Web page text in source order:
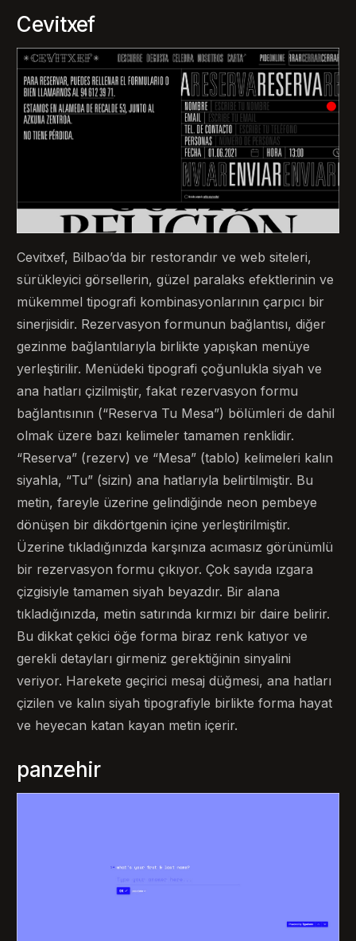
Cevitxef
Cevitxef, Bilbao’da bir restorandır ve web siteleri,
sürükleyici görsellerin, güzel paralaks efektlerinin ve
mükemmel tipografi kombinasyonlarının çarpıcı bir
sinerjisidir. Rezervasyon formunun bağlantısı, diğer
gezinme bağlantılarıyla birlikte yapışkan menüye
yerleştirilir. Menüdeki tipografi çoğunlukla siyah ve
ana hatları çizilmiştir, fakat rezervasyon formu
bağlantısının (“Reserva Tu Mesa”) bölümleri de dahil
olmak üzere bazı kelimeler tamamen renklidir.
“Reserva” (rezerv) ve “Mesa” (tablo) kelimeleri kalın
siyahla, “Tu” (sizin) ana hatlarıyla belirtilmiştir. Bu
metin, fareyle üzerine gelindiğinde neon pembeye
dönüşen bir dikdörtgenin içine yerleştirilmiştir.
Üzerine tıkladığınızda karşınıza acımasız görünümlü
bir rezervasyon formu çıkıyor. Çok sayıda ızgara
çizgisiyle tamamen siyah beyazdır. Bir alana
tıkladığınızda, metin satırında kırmızı bir daire belirir.
Bu dikkat çekici öğe forma biraz renk katıyor ve
gerekli detayları girmeniz gerektiğinin sinyalini
veriyor. Harekete geçirici mesaj düğmesi, ana hatları
çizilen ve kalın siyah tipografiyle birlikte forma hayat
ve heyecan katan kayan metin içerir.
panzehir